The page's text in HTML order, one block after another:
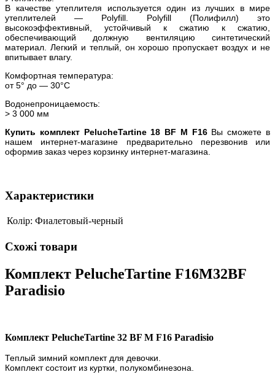
В качестве утеплителя используется один из лучших в мире
утеплителей — Polyfill. Polyfill (Полифилл) это
высокоэффективный, устойчивый к сжатию к сжатию,
обеспечивающий должную вентиляцию синтетический
материал. Легкий и теплый, он хорошо пропускает воздух и не
впитывает влагу.
Комфортная температура:
от 5° до — 30°С
Водонепроницаемость:
> 3 000 мм
Купить комплект PelucheTartine 18 BF M F16Вы сможете в
нашем интернет-магазине предварительно перезвонив или
оформив заказ через корзинку интернет-магазина.
Характеристики
Колір: Фиалетовый-черный
Схожі товари
Комплект PelucheTartine F16M32BF
Paradisio
Комплект PelucheTartine 32 BF M F16 Paradisio
Теплый зимний комплект для девочки.
Комплект состоит из куртки, полукомбинезона.